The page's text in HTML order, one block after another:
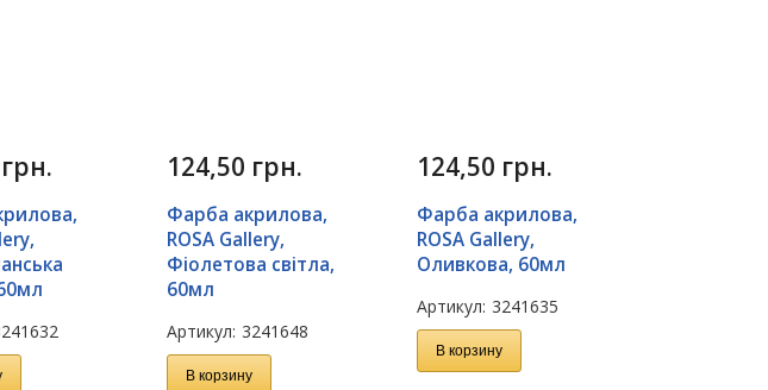
грн. 124,50 грн.
Фарба акрилова,
ROSA Gallery,
Фіолетова світла,
60мл
Артикул: 3241648
В корзину
124,50 грн.
Фарба акрилова,
ROSA Gallery,
Оливкова, 60мл
Артикул: 3241635
В корзину